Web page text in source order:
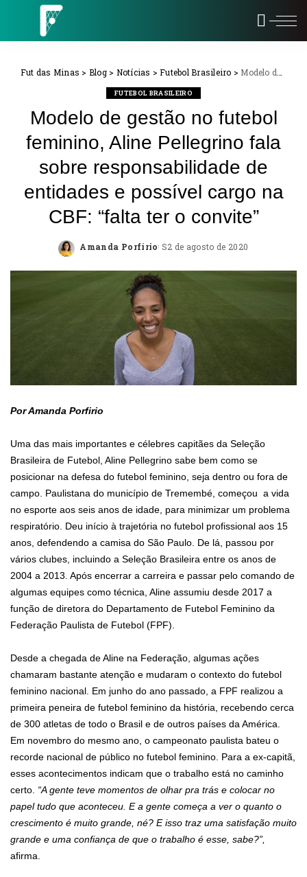
Fut das Minas > Blog> Notícias >Futebol Brasileiro > Modelo de gestão no futebol feminino, Aline Pellegrino fala sobre responsabilidade de entidades e possível cargo na CBF: “falta ter o convite”
FUTEBOL BRASILEIRO
Modelo de gestão no futebol
feminino, Aline Pellegrino fala
sobre responsabilidade de
entidades e possível cargo na
CBF: “falta ter o convite”
Posted
Amanda Porfírio 2 de agosto de 2020
Por Amanda Porfirio
Uma das mais importantes e célebres capitães da Seleção
Brasileira de Futebol, Aline Pellegrino sabe bem como se
posicionar na defesa do futebol feminino, seja dentro ou fora de
campo. Paulistana do município de Tremembé, começou a vida
no esporte aos seis anos de idade, para minimizar um problema
respiratório. Deu início à trajetória no futebol profissional aos 15
anos, defendendo a camisa do São Paulo. De lá, passou por
vários clubes, incluindo a Seleção Brasileira entre os anos de
2004 a 2013. Após encerrar a carreira e passar pelo comando de
algumas equipes como técnica, Aline assumiu desde 2017 a
função de diretora do Departamento de Futebol Feminino da
Federação Paulista de Futebol (FPF).
Desde a chegada de Aline na Federação, algumas ações
chamaram bastante atenção e mudaram o contexto do futebol
feminino nacional. Em junho do ano passado, a FPF realizou a
primeira peneira de futebol feminino da história, recebendo cerca
de 300 atletas de todo o Brasil e de outros países da América.
Em novembro do mesmo ano, o campeonato paulista bateu o
recorde nacional de público no futebol feminino. Para a ex-capitã,
esses acontecimentos indicam que o trabalho está no caminho
certo. “A gente teve momentos de olhar pra trás e colocar no
papel tudo que aconteceu. E a gente começa a ver o quanto o
crescimento é muito grande, né? E isso traz uma satisfação muito
grande e uma confiança de que o trabalho é esse, sabe?”,
afirma.